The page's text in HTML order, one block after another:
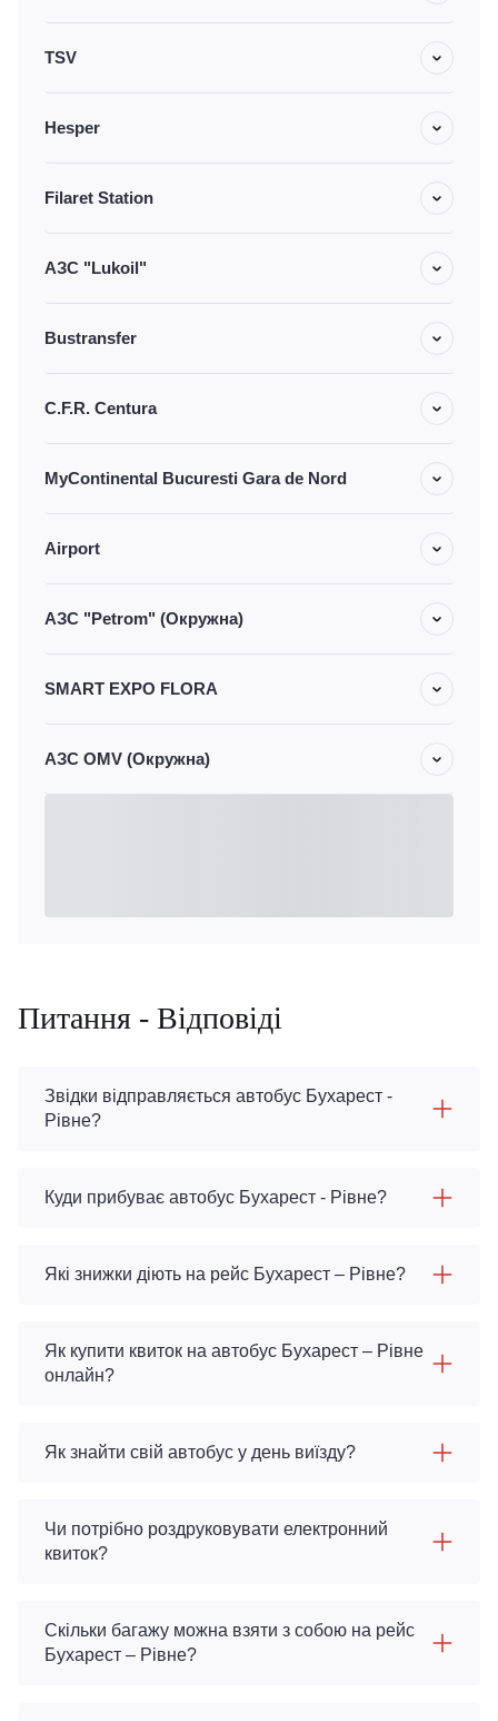
TSV
Hesper
Filaret Station
АЗС "Lukoil"
Bustransfer
C.F.R. Centura
MyContinental Bucuresti Gara de Nord
Airport
АЗС "Petrom" (Окружна)
SMART EXPO FLORA
АЗС OMV (Окружна)
Питання - Відповіді
Звідки відправляється автобус Бухарест -
Рівне?
Куди прибуває автобус Бухарест - Рівне?
Які знижки діють на рейс Бухарест – Рівне?
Як купити квиток на автобус Бухарест – Рівне
онлайн?
Як знайти свій автобус у день виїзду?
Чи потрібно роздруковувати електронний
квиток?
Скільки багажу можна взяти з собою на рейс
Бухарест – Рівне?